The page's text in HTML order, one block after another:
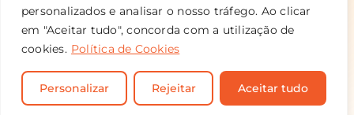
personalizados e analisar o nosso tráfego. Ao clicar
em "Aceitar tudo", concorda com a utilização de
cookies. Política de Cookies
Personalizar Rejeitar Aceitar tudo
© Vitacorpus - 2026 | Todos os direitos reservados |
Desenvolvido por